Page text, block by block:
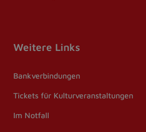
Weitere Links
Bankverbindungen
Tickets für Kulturveranstaltungen
Im Notfall